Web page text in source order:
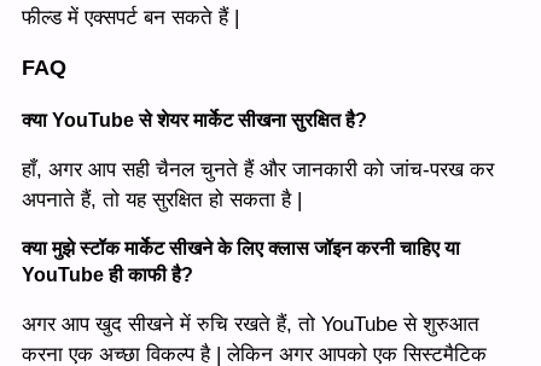
फील्ड में एक्सपर्ट बन सकते हैं |
FAQ
क्या YouTube से शेयर मार्केट सीखना सुरक्षित है?
हाँ, अगर आप सही चैनल चुनते हैं और जानकारी को जांच-परख कर
अपनाते हैं, तो यह सुरक्षित हो सकता है |
क्या मुझे स्टॉक मार्केट सीखने के लिए क्लास जॉइन करनी चाहिए या
YouTube ही काफी है?
अगर आप खुद सीखने में रुचि रखते हैं, तो YouTube से शुरुआत
करना एक अच्छा विकल्प है | लेकिन अगर आपको एक सिस्टमैटिक